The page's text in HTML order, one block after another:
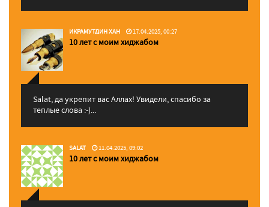
ИКРАМУТДИН ХАН 17.04.2025, 00:27
10 лет с моим хиджабом
Salat, да укрепит вас Аллаx! Увидели, спасибо за
теплые слова :-)...
SALAT 11.04.2025, 09:02
10 лет с моим хиджабом